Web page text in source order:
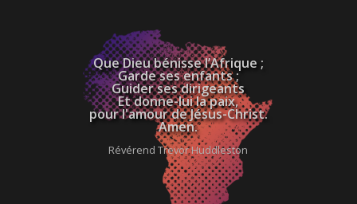
Que Dieu bénisse l’Afrique ;
Garde ses enfants ;
Guider ses dirigeants
Et donne-lui la paix,
pour l'amour de Jésus-Christ.
Amen.
Révérend Trevor Huddleston